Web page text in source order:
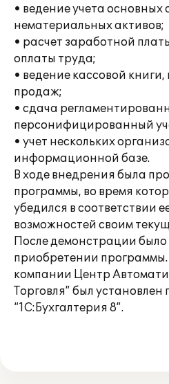
• ведение учета основных
нематериальных активов;
• расчет заработной
оплаты труда;
• ведение кассовой
продаж;
• сдача
персонифицированный
• учет нескольких
информационной базе.
В ходе внедрения была
программы, во время
убедился в соответствии
возможностей своим
После демонстрации
приобретении
компании Центр
Торговля” был
“1С:Бухгалтерия 8”.